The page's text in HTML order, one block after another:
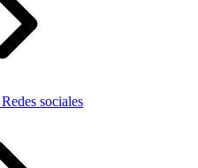
Redes sociales